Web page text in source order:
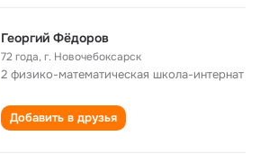
Георгий Фëдоров
72 года,г. Новочебоксарск
2 физико-математическая школа-интернат
Добавить в друзья